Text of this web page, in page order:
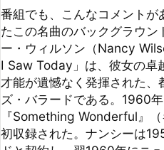
才能が遺憾なく発揮された、都
ズ・バラードである。1960年
『Something Wonderful』（キ
初収録された。ナンシーは
ドと契約し、翌1960年にニュ
キャピトルは彼女を強力に売り
62年にかけて5枚のアルバムを
ていた。この曲はその初期の成
となる。1952年のブロードウ